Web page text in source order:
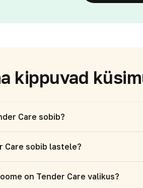
kippuvad
Care sobib?
Care sobib lastele?
on Tender Care valikus?